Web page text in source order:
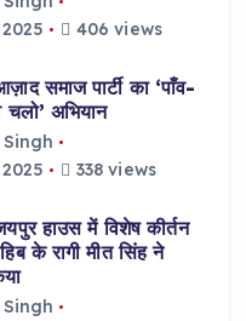
406 views
समाज पार्टी का ‘पाँव-
चलो’ अभियान
338 views
हाउस में विशेष कीर्तन
के रागी मीत सिंह ने